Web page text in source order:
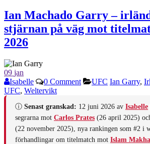
Ian Machado Garry –
stjärnan på väg mot
2026
09 jan
Isabelle
0 Comment UFC Ian Garry,
UFC, Weltervikt
ⓘ Senast granskad: 12 juni 2026 av Isabelle
segrarna mot Carlos Prates (26 april 2025)
(22 november 2025), nya rankingen som #2 i
förhandlingar om titelmatch mot Islam